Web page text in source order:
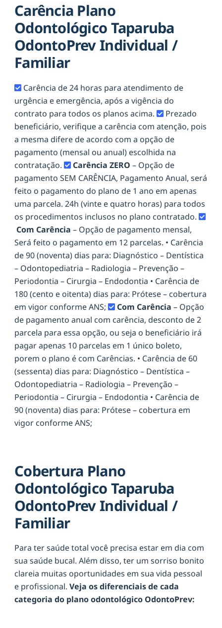
Carência Plano
Odontológico Taparuba
OdontoPrev Individual /
Familiar
Carência de 24 horas para atendimento de
urgência e emergência, após a vigência do
contrato para todos os planos acima.
Prezado
beneficiário, verifique a carência com atenção, pois
a mesma difere de acordo com a opção de
pagamento (mensal ou anual) escolhida na
contratação.
Carência ZERO – Opção de
pagamento SEM CARÊNCIA, Pagamento Anual, será
feito o pagamento do plano de 1 ano em apenas
uma parcela. 24h (vinte e quatro horas) para todos
os procedimentos inclusos no plano contratado.
Com Carência – Opção de pagamento mensal,
Será feito o pagamento em 12 parcelas. • Carência
de 90 (noventa) dias para: Diagnóstico – Dentística
– Odontopediatria – Radiologia – Prevenção –
Periodontia – Cirurgia – Endodontia • Carência de
180 (cento e oitenta) dias para: Prótese – cobertura
em vigor conforme ANS;
Com Carência – Opção
de pagamento anual com carência, desconto de 2
parcela para essa opção, ou seja o beneficiário irá
pagar apenas 10 parcelas em 1 único boleto,
porem o plano é com Carências. • Carência de 60
(sessenta) dias para: Diagnóstico – Dentística –
Odontopediatria – Radiologia – Prevenção –
Periodontia – Cirurgia – Endodontia • Carência de
90 (noventa) dias para: Prótese – cobertura em
vigor conforme ANS;
Cobertura Plano
Odontológico Taparuba
OdontoPrev Individual /
Familiar
Para ter saúde total você precisa estar em dia com
sua saúde bucal. Além disso, ter um sorriso bonito
clareia muitas oportunidades em sua vida pessoal
e profissional. Veja os diferenciais de cada
categoria do plano odontológico OdontoPrev: